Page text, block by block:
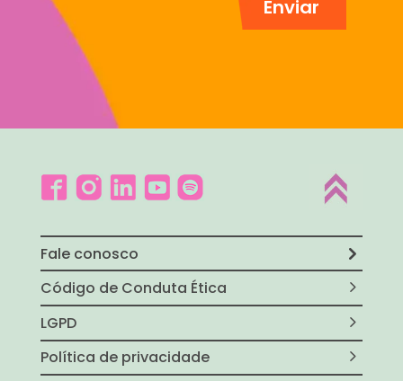
Fale conosco
Código de Conduta Ética
LGPD
Política de privacidade